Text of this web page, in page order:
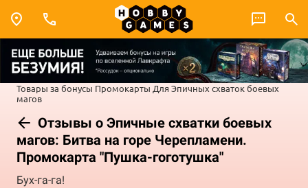
Товары за бонусы Промокарты Для Эпичных схваток боевых
магов
Отзывы о Эпичные схватки боевых
магов: Битва на горе Черепламени.
Промокарта "Пушка-гоготушка"
Бух-га-га!